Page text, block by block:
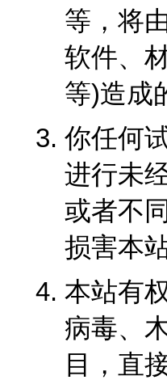
等，将
软件、
等)造成
你任何
进行未
或者不
损害本
本站有
病毒、
目，直